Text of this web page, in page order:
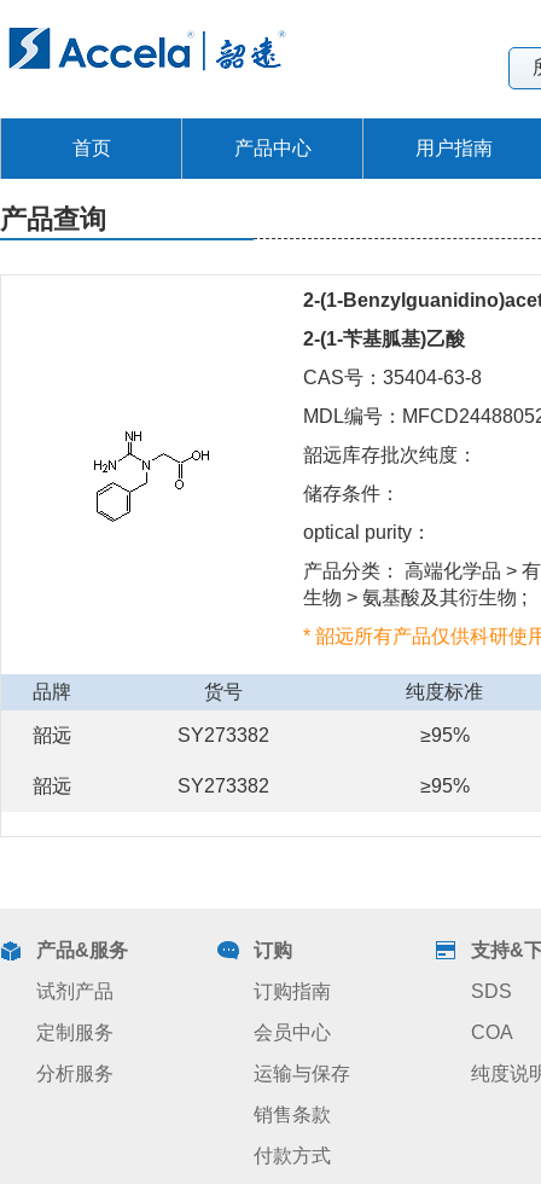
首页 产品中心 用户指南
产品查询
2-(1-
2-(1-苄基胍基)乙酸
CAS号：35404-63-8
MDL编号：
韶远库存批次纯度：
储存条件：
optical purity：
产品分类： 高端化学品 >
生物 > 氨基酸及其衍生物 ;
* 韶远所有产品仅供科研使
品牌 货号 纯度标准
韶远 SY273382 ≥95%
韶远 SY273382 ≥95%
产品&服务
试剂产品
定制服务
分析服务
订购
订购指南
会员中心
运输与保存
销售条款
付款方式
支持&
SDS
COA
纯度说